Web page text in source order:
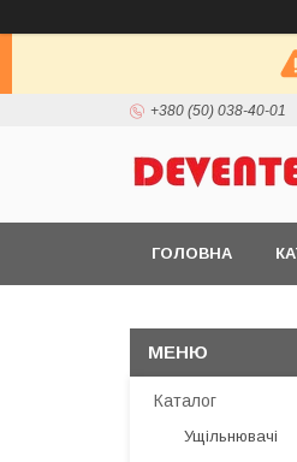
+380 (50) 038-40-01
ГОЛОВНА
Каталог
Ущільнювачі